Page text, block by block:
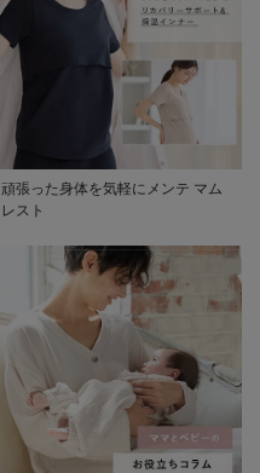
頑張った身体を気軽にメンテ マム
レスト